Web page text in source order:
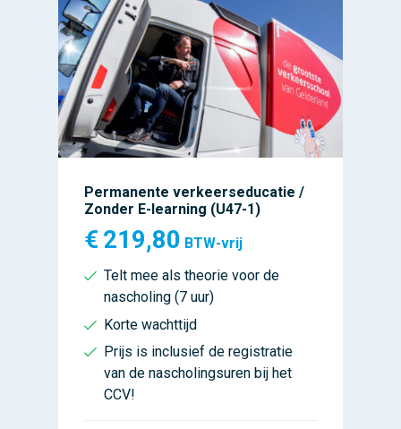
Permanente verkeerseducatie /
Zonder E-learning (U47-1)
€ 219,80 BTW-vrij
Telt mee als theorie voor de
nascholing (7 uur)
Korte wachttijd
Prijs is inclusief de registratie
van de nascholingsuren bij het
CCV!